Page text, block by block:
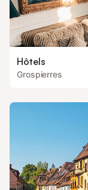
Hôtels
Grospierres